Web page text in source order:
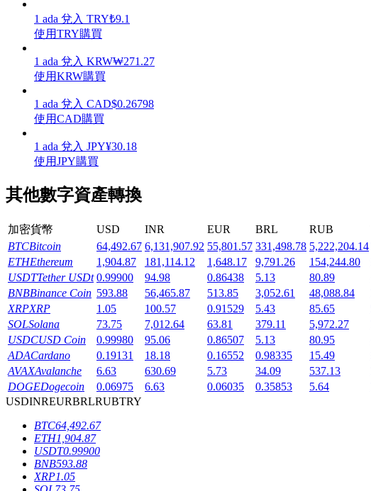
使您的資產穩定增值
機槍池
一鍵質押鎖定高收益
Launchpool
1 ada 兌入 TRY₺9.1
使用TRY購買
1 ada 兌入 KRW₩271.27
使用KRW購買
1 ada 兌入 CAD$0.26798
使用CAD購買
1 ada 兌入 JPY¥30.18
使用JPY購買
其他數字資產轉換
加密貨幣 USD INR EUR BRL RUB
BTCBitcoin 64,492.67 6,131,907.92 55,801.57 331,498.78 5,222,204.14
ETHEthereum 1,904.87 181,114.12 1,648.17 9,791.26 154,244.80
USDTTether USDt 0.99900 94.98 0.86438 5.13 80.89
BNBBinance Coin 593.88 56,465.87 513.85 3,052.61 48,088.84
XRPXRP 1.05 100.57 0.91529 5.43 85.65
SOLSolana 73.75 7,012.64 63.81 379.11 5,972.27
USDCUSD Coin 0.99980 95.06 0.86507 5.13 80.95
ADACardano 0.19131 18.18 0.16552 0.98335 15.49
AVAXAvalanche 6.63 630.69 5.73 34.09 537.13
DOGEDogecoin 0.06975 6.63 0.06035 0.35853 5.64
USDINREURBRLRUBTRY
BTC64,492.67
ETH1,904.87
USDT0.99900
BNB593.88
XRP1.05